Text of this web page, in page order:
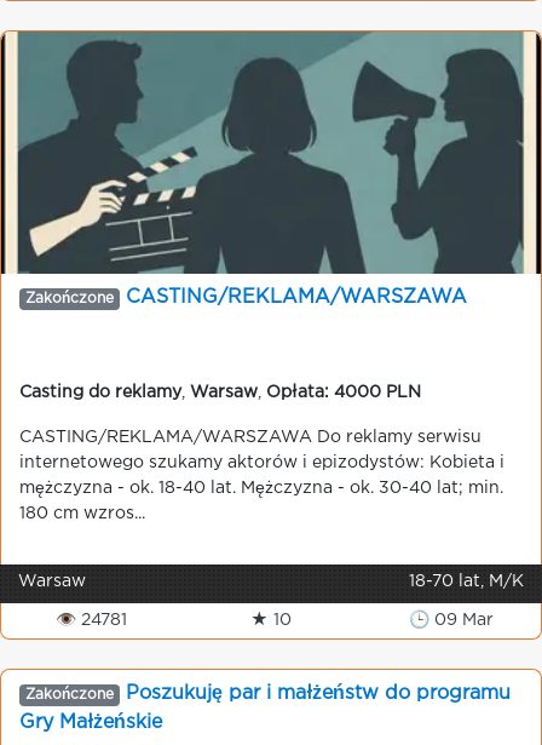
Zakończone CASTING/REKLAMA/WARSZAWA
Casting do reklamy, Warsaw Opłata: 4000 PLN
CASTING/REKLAMA/WARSZAWA Do reklamy serwisu
internetowego szukamy aktorów i epizodystów: Kobieta i
mężczyzna - ok. 18-40 lat. Mężczyzna - ok. 30-40 lat; min.
180 cm wzros...
Warsaw 18-70 lat, M/K
👁 24781 ★ 10 🕒 09 Mar
Zakończone
Poszukuję par i małżeństw do programu
Gry Małżeńskie